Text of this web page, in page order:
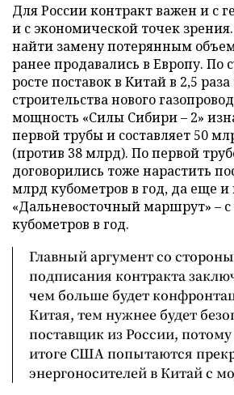
Для России контракт важен и с
и с экономической точек
найти замену потерянным
ранее продавались в Европу. По
росте поставок в Китай в 2,5
строительства нового
мощность «Силы Сибири – 2»
первой трубы и составляет 50
(против 38 млрд). По первой
договорились тоже нарастить
млрд кубометров в год, да еще и
«Дальневосточный маршрут» –
кубометров в год.
Главный аргумент со
подписания контракта
чем больше будет
Китая, тем нужнее будет
поставщик из России,
итоге США попытаются
энергоносителей в Китай с